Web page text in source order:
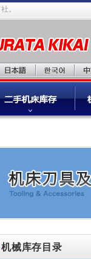
。
机械库存目录